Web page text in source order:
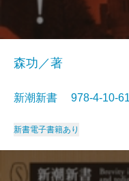
森功／著
新潮新書 978-4-10-
新書電子書籍あり